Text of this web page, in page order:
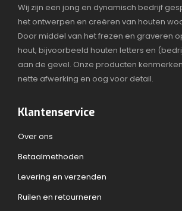
Wij zijn een jong en dynamisch bedrijf
het ontwerpen en creëren van houten
Door middel van het frezen en graveren
hout, bijvoorbeeld houten letters en
aan de gevel. Onze producten
nette afwerking en oog voor detail.
Klantenservice
Over ons
Betaalmethoden
Levering en verzenden
Ruilen en retourneren